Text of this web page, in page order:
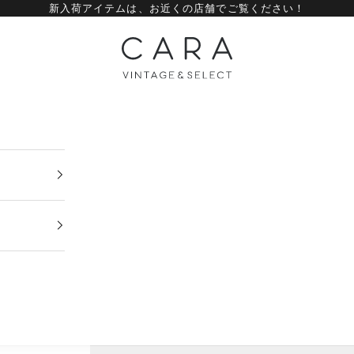
新入荷アイテムは、 お近くの店舗でご覧ください！
CARA vintage&select